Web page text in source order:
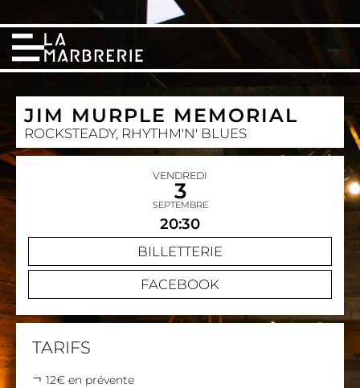
JIM MURPLE MEMORIAL
ROCKSTEADY, RHYTHM'N' BLUES
VENDREDI
3
SEPTEMBRE
20:30
BILLETTERIE
FACEBOOK
TARIFS
12€ en prévente